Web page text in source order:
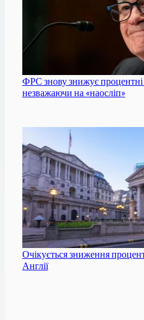
ФРС знову знижує
незважаючи на «наосліп»
Очікується зниження
Англії